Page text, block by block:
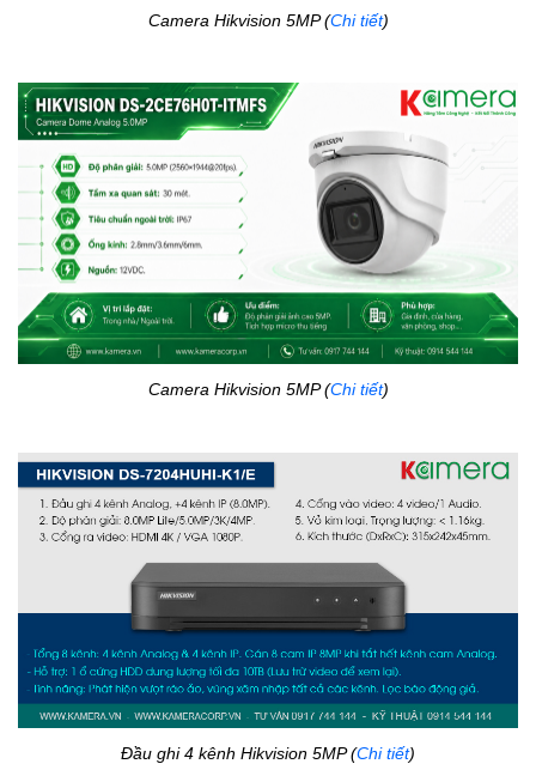
Camera Hikvision 5MP (Chi tiết)
Camera Hikvision 5MP (Chi tiết)
Đầu ghi 4 kênh Hikvision 5MP (Chi tiết)